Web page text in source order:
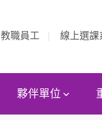
教職員工 線上選課
夥伴單位